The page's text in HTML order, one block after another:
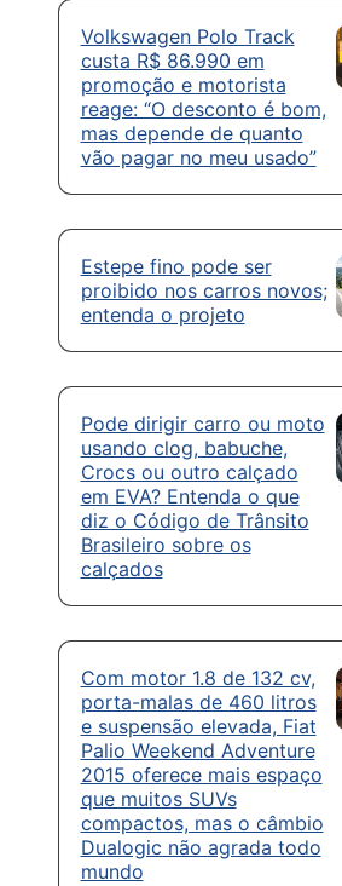
Volkswagen Polo Track
custa R$ 86.990 em
promoção e motorista
reage: “O desconto é bom,
mas depende de quanto
vão pagar no meu usado”
Estepe fino pode ser
proibido nos carros novos;
entenda o projeto
Pode dirigir carro ou moto
usando clog, babuche,
Crocs ou outro calçado
em EVA? Entenda o que
diz o Código de Trânsito
Brasileiro sobre os
calçados
Com motor 1.8 de 132 cv,
porta-malas de 460 litros
e suspensão elevada, Fiat
Palio Weekend Adventure
2015 oferece mais espaço
que muitos SUVs
compactos, mas o câmbio
Dualogic não agrada todo
mundo